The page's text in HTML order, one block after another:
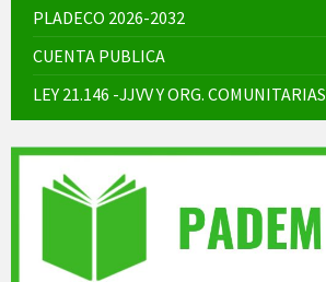
PLADECO 2026-2032
CUENTA PUBLICA
LEY 21.146 -JJVV Y ORG. COMUNITARIAS